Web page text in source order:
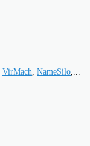
VirMach, NameSilo,...